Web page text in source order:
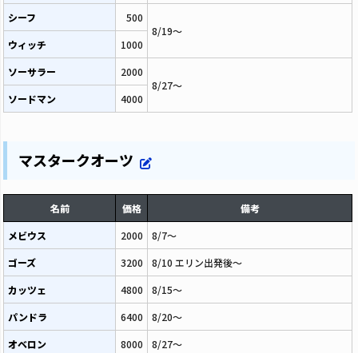
シーフ
500
8/19～
ウィッチ
1000
ソーサラー
2000
8/27～
ソードマン
4000
マスタークオーツ
名前 価格
備考
メビウス
2000
8/7～
ゴーズ
3200
8/10 エリン出発後～
カッツェ
4800
8/15～
パンドラ
6400
8/20～
オベロン
8000 8/27～